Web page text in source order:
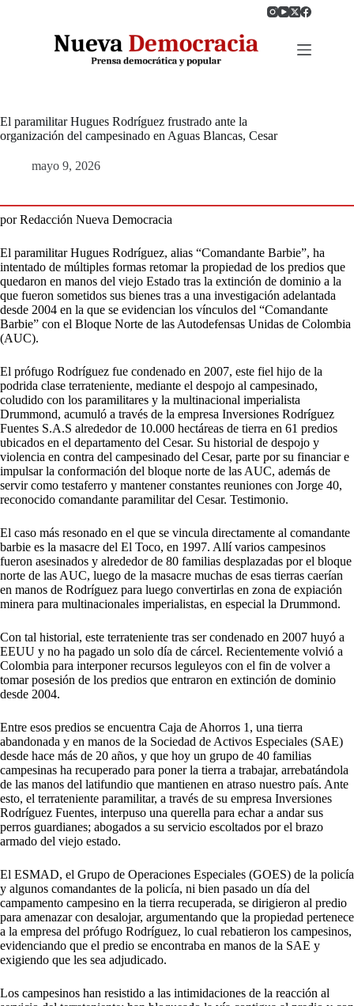
El paramilitar Hugues Rodríguez frustrado ante la
organización del campesinado en Aguas Blancas, Cesar
mayo 9, 2026
por Redacción Nueva Democracia
El paramilitar Hugues Rodríguez, alias “Comandante Barbie”, ha
intentado de múltiples formas retomar la propiedad de los predios que
quedaron en manos del viejo Estado tras la extinción de dominio a la
que fueron sometidos sus bienes tras a una investigación adelantada
desde 2004 en la que se evidencian los vínculos del “Comandante
Barbie” con el Bloque Norte de las Autodefensas Unidas de Colombia
(AUC).
El prófugo Rodríguez fue condenado en 2007, este fiel hijo de la
podrida clase terrateniente, mediante el despojo al campesinado,
coludido con los paramilitares y la multinacional imperialista
Drummond, acumuló a través de la empresa Inversiones Rodríguez
Fuentes S.A.S alrededor de 10.000 hectáreas de tierra en 61 predios
ubicados en el departamento del Cesar. Su historial de despojo y
violencia en contra del campesinado del Cesar, parte por su financiar e
impulsar la conformación del bloque norte de las AUC, además de
servir como testaferro y mantener constantes reuniones con Jorge 40,
reconocido comandante paramilitar del Cesar. Testimonio.
El caso más resonado en el que se vincula directamente al comandante
barbie es la masacre del El Toco, en 1997. Allí varios campesinos
fueron asesinados y alrededor de 80 familias desplazadas por el bloque
norte de las AUC, luego de la masacre muchas de esas tierras caerían
en manos de Rodríguez para luego convertirlas en zona de expiación
minera para multinacionales imperialistas, en especial la Drummond.
Con tal historial, este terrateniente tras ser condenado en 2007 huyó a
EEUU y no ha pagado un solo día de cárcel. Recientemente volvió a
Colombia para interponer recursos leguleyos con el fin de volver a
tomar posesión de los predios que entraron en extinción de dominio
desde 2004.
Entre esos predios se encuentra Caja de Ahorros 1, una tierra
abandonada y en manos de la Sociedad de Activos Especiales (SAE)
desde hace más de 20 años, y que hoy un grupo de 40 familias
campesinas ha recuperado para poner la tierra a trabajar, arrebatándola
de las manos del latifundio que mantienen en atraso nuestro país. Ante
esto, el terrateniente paramilitar, a través de su empresa Inversiones
Rodríguez Fuentes, interpuso una querella para echar a andar sus
perros guardianes; abogados a su servicio escoltados por el brazo
armado del viejo estado.
El ESMAD, el Grupo de Operaciones Especiales (GOES) de la policía
y algunos comandantes de la policía, ni bien pasado un día del
campamento campesino en la tierra recuperada, se dirigieron al predio
para amenazar con desalojar, argumentando que la propiedad pertenece
a la empresa del prófugo Rodríguez, lo cual rebatieron los campesinos,
evidenciando que el predio se encontraba en manos de la SAE y
exigiendo que les sea adjudicado.
Los campesinos han resistido a las intimidaciones de la reacción al